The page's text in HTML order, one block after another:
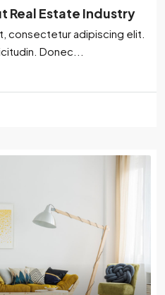
Real Estate Industry
consectetur adipiscing elit.
Donec...